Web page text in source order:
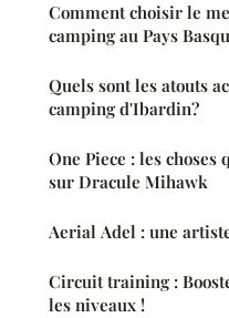
Comment choisir le
camping au Pays
Quels sont les atouts
camping d'Ibardin?
One Piece : les
sur Dracule Mihawk
Aerial Adel : une
Circuit training :
les niveaux !